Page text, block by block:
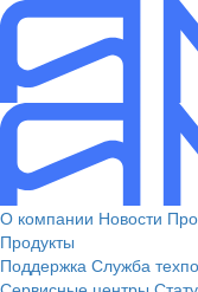
О компании Новости
Продукты
Поддержка Служба